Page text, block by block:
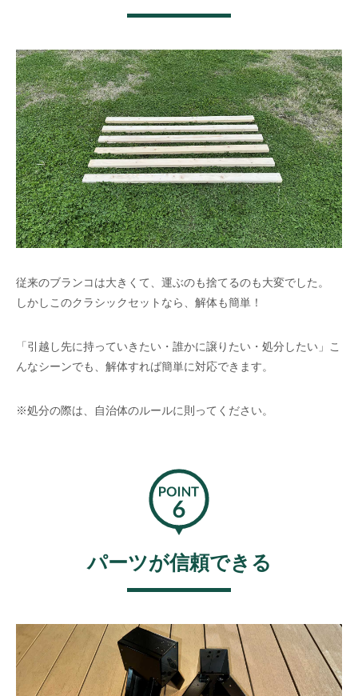
従来のブランコは大きくて、運ぶのも捨てるのも大変でした。
しかしこのクラシックセットなら、解体も簡単！
「引越し先に持っていきたい・誰かに譲りたい・処分したい」こ
んなシーンでも、解体すれば簡単に対応できます。
※処分の際は、自治体のルールに則ってください。
パーツが信頼できる